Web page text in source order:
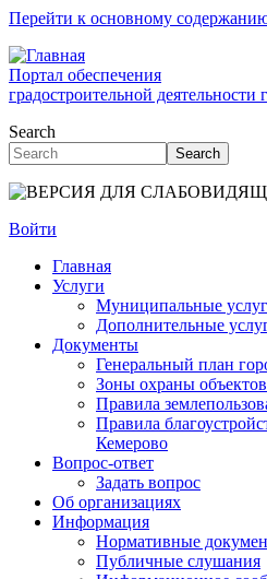
Перейти к основному
Портал обеспечения
градостроительной деятельности
Search
Search
Войти
Главная
Услуги
Муниципальные
Дополнительные
Документы
Генеральный план
Зоны охраны
Правила
Правила
Кемерово
Вопрос-ответ
Задать вопрос
Об организациях
Информация
Нормативные
Публичные слушания